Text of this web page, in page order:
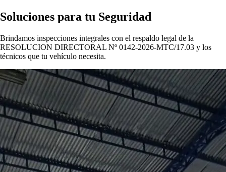
Soluciones para tu Seguridad
Brindamos inspecciones integrales con el respaldo legal de la
RESOLUCION DIRECTORAL Nº 0142-2026-MTC/17.03 y los
técnicos que tu vehículo necesita.